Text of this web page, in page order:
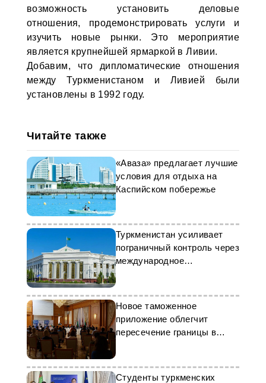
возможность установить деловые
отношения, продемонстрировать услуги и
изучить новые рынки. Это мероприятие
является крупнейшей ярмаркой в Ливии.
Добавим, что дипломатические отношения
между Туркменистаном и Ливией были
установлены в 1992 году.
Читайте также
«Аваза» предлагает лучшие
условия для отдыха на
Каспийском побережье
Туркменистан усиливает
пограничный контроль через
международное
сотрудничество
Новое таможенное
приложение облегчит
пересечение границы в
Студенты туркменских